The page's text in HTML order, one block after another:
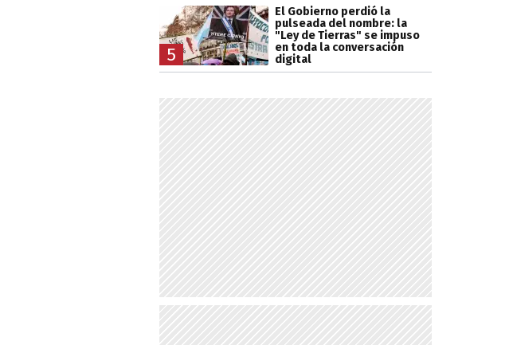
5
El Gobierno perdió la
pulseada del nombre: la
"Ley de Tierras" se impuso
en toda la conversación
digital